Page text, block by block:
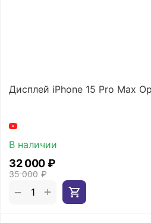
Дисплей iPhone 15 Pro Max
В наличии
35 000 ₽
32 000₽
+
−